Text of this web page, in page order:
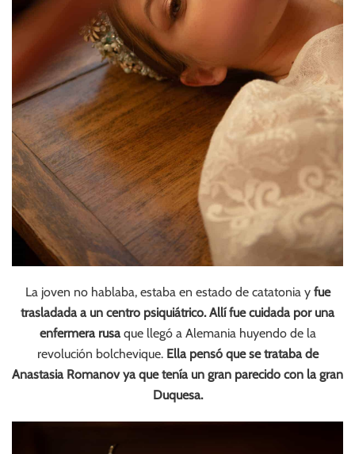
La joven no hablaba, estaba en estado de catatonia yfue
trasladada a un centro psiquiátrico. Allí fue cuidada por una
enfermera rusaque llegó a Alemania huyendo de la
revolución bolchevique. Ella pensó que se trataba de
Anastasia Romanov ya que tenía un gran parecido con la gran
Duquesa.